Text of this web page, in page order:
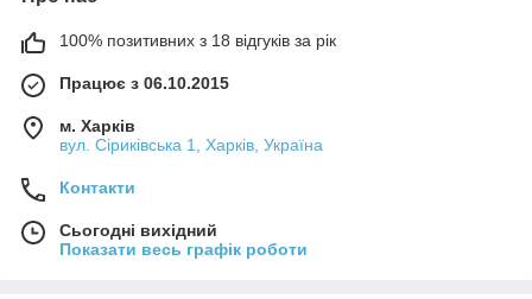
100% позитивних з 18 відгуків за рік
Працює з 06.10.2015
м. Харків
вул. Сіриківська 1, Харків, Україна
Контакти
Сьогодні вихідний
Показати весь графік роботи